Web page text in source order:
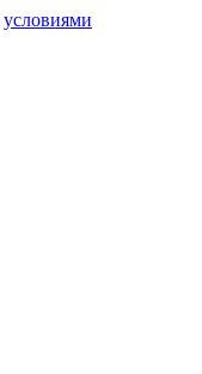
условиями